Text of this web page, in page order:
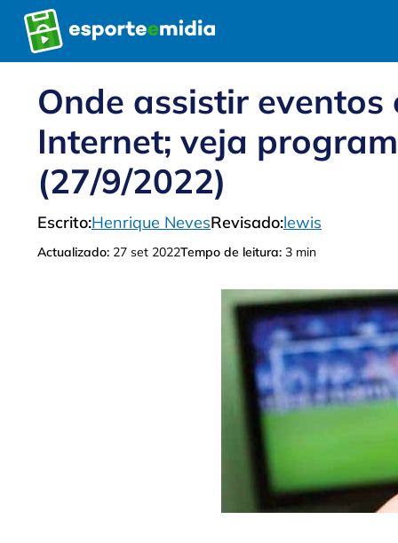
Pular
para
o
Onde assistir
Internet; veja
(27/9/2022)
Escrito:Henrique NevesRevisado:lewis
Actualizado: 27 set 2022Tempo de leitura: 3 min